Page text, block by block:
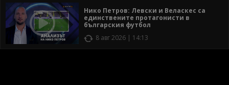
Нико Петров: Левски и Веласкес са
единствените протагонисти в
българския футбол
8 авг 2026 | 14:13